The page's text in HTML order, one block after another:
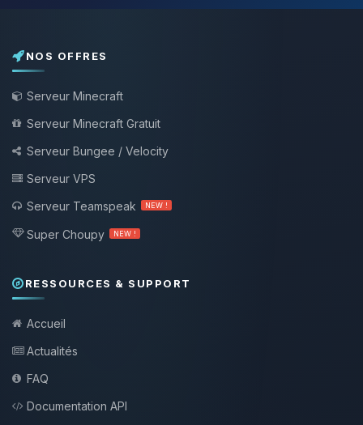
NOS OFFRES
Serveur Minecraft
Serveur Minecraft Gratuit
Serveur Bungee / Velocity
Serveur VPS
Serveur Teamspeak
NEW !
Super Choupy NEW !
RESSOURCES & SUPPORT
Accueil
Actualités
FAQ
Documentation API